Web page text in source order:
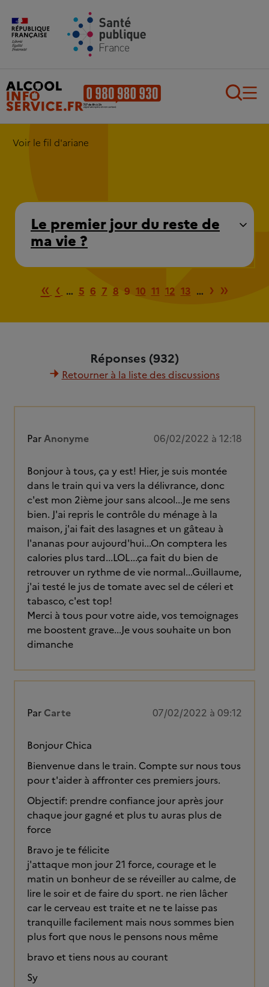
Aller au contenu principal
Voir le fil d'ariane
Le premier jour du reste de
ma vie ?
Première page
« Page précédente
‹ … 5 6 7 8 9 10 11 12 13 … Page
› »
Réponses (932)
Retourner à la liste des discussions
ParAnonyme 06/02/2022 à 12:18
Bonjour à tous, ça y est! Hier, je suis montée
dans le train qui va vers la délivrance, donc
c'est mon 2ième jour sans alcool...Je me sens
bien. J'ai repris le contrôle du ménage à la
maison, j'ai fait des lasagnes et un gâteau à
l'ananas pour aujourd'hui...On comptera les
calories plus tard...LOL...ça fait du bien de
retrouver un rythme de vie normal...Guillaume,
j'ai testé le jus de tomate avec sel de céleri et
tabasco, c'est top!
Merci à tous pour votre aide, vos temoignages
me boostent grave...Je vous souhaite un bon
dimanche
Par Carte 07/02/2022 à 09:12
Bonjour Chica
Bienvenue dans le train. Compte sur nous tous
pour t'aider à affronter ces premiers jours.
Objectif: prendre confiance jour après jour
chaque jour gagné et plus tu auras plus de
force
Bravo je te félicite
j'attaque mon jour 21 force, courage et le
matin un bonheur de se réveiller au calme, de
lire le soir et de faire du sport. ne rien lâcher
car le cerveau est traite et ne te laisse pas
tranquille facilement mais nous sommes bien
plus fort que nous le pensons nous même
bravo et tiens nous au courant
Sy